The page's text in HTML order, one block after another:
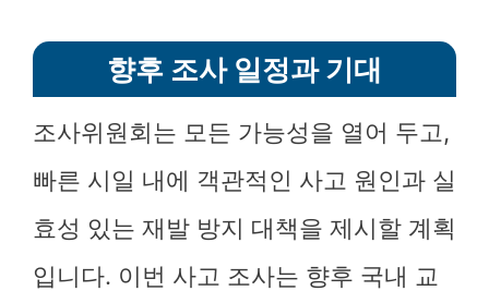
향후 조사 일정과 기대
조사위원회는 모든 가능성을 열어 두고,
빠른 시일 내에 객관적인 사고 원인과 실
효성 있는 재발 방지 대책을 제시할 계획
입니다. 이번 사고 조사는 향후 국내 교